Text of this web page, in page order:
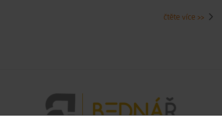
čtěte více >>